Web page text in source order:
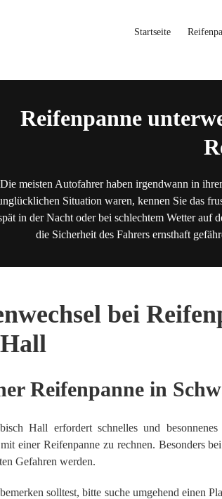
Startseite
Reifenpanne
Die meisten Autofahrer haben irgendwann in
Situation waren, kennen Sie das
in der Nacht oder bei schlechtem Wetter auf
die Sicherheit des Fahrers ernsthaft
bei
Reifenpanne in
Hall erfordert schnelles und
einer Reifenpanne zu rechnen. Besonders
Gefahren werden.
solltest, bitte suche umgehend einen